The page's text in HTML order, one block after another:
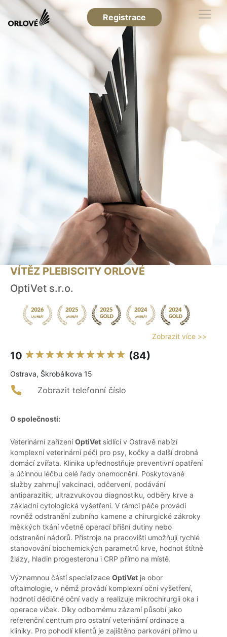
Registrace
VÍTĚZ PLEBISCITY ORLOVÉ
OptiVet s.r.o.
Zobrazit více >>
10 (84)
Ostrava, Škrobálkova 15
Zobrazit telefonní číslo
O společnosti:
Veterinární zařízeníOptiVet sídlící v Ostravě nabízí
komplexní veterinární péči pro psy, kočky a další drobná
domácí zvířata. Klinika upřednostňuje preventivní opatření
a účinnou léčbu celé řady onemocnění. Poskytované
služby zahrnují vakcinaci, odčervení, podávání
antiparazitik, ultrazvukovou diagnostiku, odběry krve a
základní cytologická vyšetření. V rámci péče provádí
rovněž odstranění zubního kamene a chirurgické zákroky
měkkých tkání včetně operací břišní dutiny nebo
odstranění nádorů. Přístroje na pracovišti umožňují rychlé
stanovování biochemických parametrů krve, hodnot štítné
žlázy, hladin progesteronu i CRP přímo na místě.
Významnou částí specializace OptiVet je obor
oftalmologie, v němž provádí komplexní oční vyšetření,
hodnotí dědičné oční vady a realizuje mikrochirurgii oka i
operace víček. Díky odbornému zázemí působí jako
referenční centrum pro ostatní veterinární ordinace a
kliniky. Pro pohodlí klientů je zajištěno parkování přímo u